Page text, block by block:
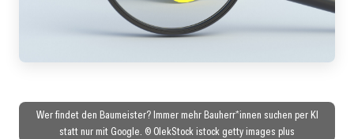
Wer findet den Baumeister? Immer mehr Bauherr*innen suchen per KI
statt nur mit Google. © OlekStock istock getty images plus